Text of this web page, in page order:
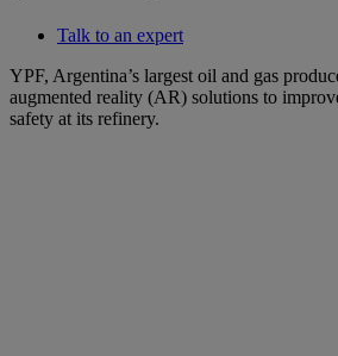
Talk to an expert
YPF, Argentina’s largest oil and gas
augmented reality (AR) solutions to
safety at its refinery.